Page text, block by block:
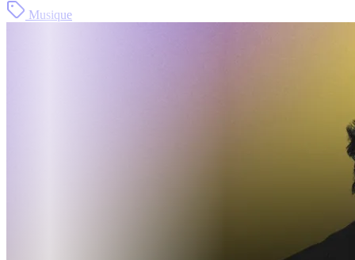
Musique